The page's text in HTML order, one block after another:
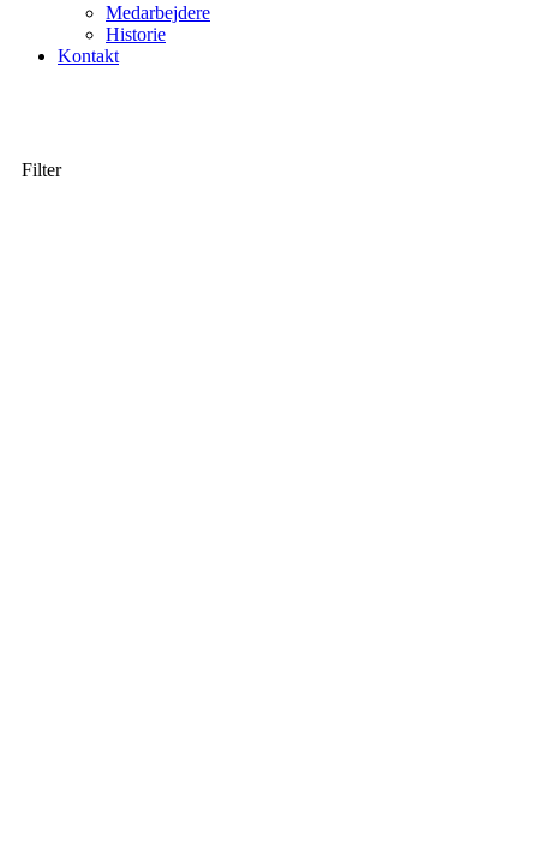
Medarbejdere
Historie
Kontakt
Filter